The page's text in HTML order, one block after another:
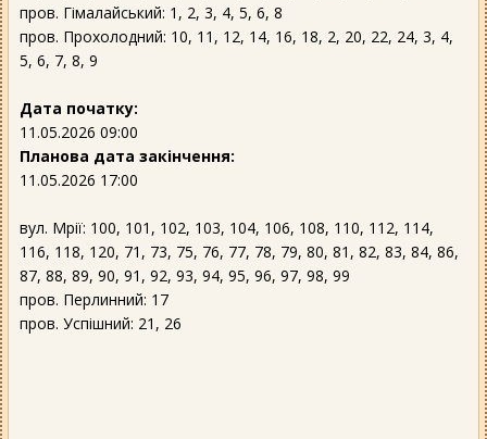
пров. Гімалайський: 1, 2, 3, 4, 5, 6, 8
пров. Прохолодний: 10, 11, 12, 14, 16, 18, 2, 20, 22, 24, 3, 4,
5, 6, 7, 8, 9
Дата початку:
11.05.2026 09:00
Планова дата закінчення:
11.05.2026 17:00
вул. Мрії: 100, 101, 102, 103, 104, 106, 108, 110, 112, 114,
116, 118, 120, 71, 73, 75, 76, 77, 78, 79, 80, 81, 82, 83, 84, 86,
87, 88, 89, 90, 91, 92, 93, 94, 95, 96, 97, 98, 99
пров. Перлинний: 17
пров. Успішний: 21, 26